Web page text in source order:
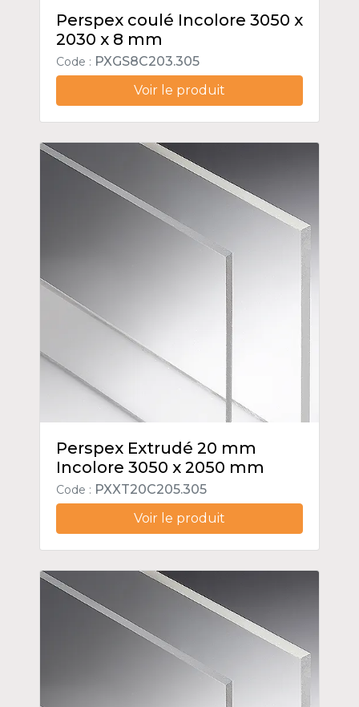
Perspex coulé Incolore 3050 x
2030 x 8 mm
Code : PXGS8C203.305
Voir le produit
Perspex Extrudé 20 mm
Incolore 3050 x 2050 mm
Code : PXXT20C205.305
Voir le produit